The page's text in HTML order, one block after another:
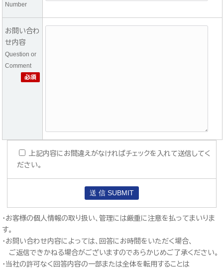
Number
お問い合わ
せ内容
Question or
Comment
上記内容にお間違えがなければチェックを入れて送信してく
ださい。
・お客様の個人情報の取り扱い、管理には厳重に注意を払ってまいりま
す。
・お問い合わせ内容によっては、回答にお時間をいただく場合、
ご返信できかねる場合がございますのであらかじめご了承ください。
・当社の許可なく回答内容の一部または全体を転用することは